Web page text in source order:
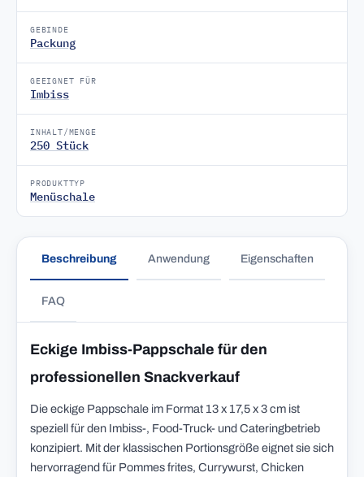
GEBINDE
Packung
GEEIGNET FÜR
Imbiss
INHALT/MENGE
250 Stück
PRODUKTTYP
Menüschale
Beschreibung Anwendung Eigenschaften
FAQ
Eckige Imbiss-Pappschale für den
professionellen Snackverkauf
Die eckige Pappschale im Format 13 x 17,5 x 3 cm ist
speziell für den Imbiss-, Food-Truck- und Cateringbetrieb
konzipiert. Mit der klassischen Portionsgröße eignet sie sich
hervorragend für Pommes frites, Currywurst, Chicken